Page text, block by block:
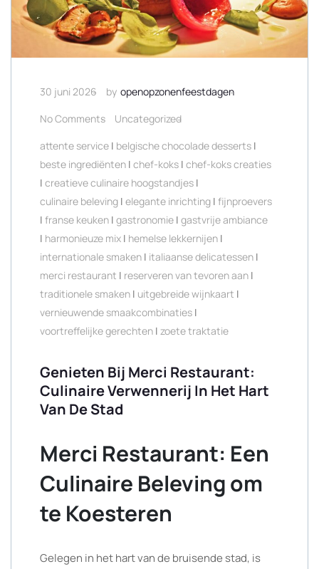
30 juni 2026 by openopzonenfeestdagen
No Comments
Uncategorized
attente service | belgische chocolade desserts |
beste ingrediënten | chef-koks | chef-koks creaties
| creatieve culinaire hoogstandjes |
culinaire beleving | elegante inrichting | fijnproevers
| franse keuken | gastronomie | gastvrije ambiance
| harmonieuze mix | hemelse lekkernijen |
internationale smaken | italiaanse delicatessen |
merci restaurant | reserveren van tevoren aan |
traditionele smaken | uitgebreide wijnkaart |
vernieuwende smaakcombinaties |
voortreffelijke gerechten | zoete traktatie
Genieten Bij Merci Restaurant:
Culinaire Verwennerij In Het Hart
Van De Stad
Merci Restaurant: Een
Culinaire Beleving om
te Koesteren
Gelegen in het hart van de bruisende stad, is